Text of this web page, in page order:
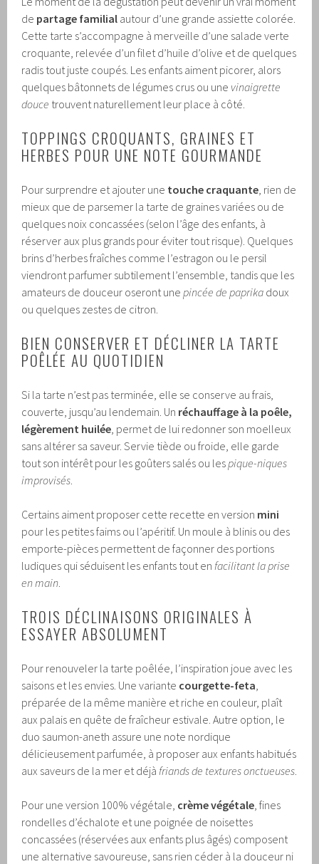
de partage familial autour d’une grande assiette colorée.
Cette tarte s’accompagne à merveille d’une salade verte
croquante, relevée d’un filet d’huile d’olive et de quelques
radis tout juste coupés. Les enfants aiment picorer, alors
quelques bâtonnets de légumes crus ou une vinaigrette
douce trouvent naturellement leur place à côté.
TOPPINGS CROQUANTS, GRAINES ET
HERBES POUR UNE NOTE GOURMANDE
Pour surprendre et ajouter une touche craquante , rien de
mieux que de parsemer la tarte de graines variées ou de
quelques noix concassées (selon l’âge des enfants, à
réserver aux plus grands pour éviter tout risque). Quelques
brins d’herbes fraîches comme l’estragon ou le persil
viendront parfumer subtilement l’ensemble, tandis que les
amateurs de douceur oseront une pincée de paprika doux
ou quelques zestes de citron.
BIEN CONSERVER ET DÉCLINER LA TARTE
POÊLÉE AU QUOTIDIEN
Si la tarte n’est pas terminée, elle se conserve au frais,
couverte, jusqu’au lendemain. Un réchauffage à la poêle,
légèrement huilée , permet de lui redonner son moelleux
sans altérer sa saveur. Servie tiède ou froide, elle garde
tout son intérêt pour les goûters salés ou les pique-niques
improvisés
Certains aiment proposer cette recette en version mini
pour les petites faims ou l’apéritif. Un moule à blinis ou des
emporte-pièces permettent de façonner des portions
ludiques qui séduisent les enfants tout en facilitant la prise
en main
TROIS DÉCLINAISONS ORIGINALES À
ESSAYER ABSOLUMENT
Pour renouveler la tarte poêlée, l’inspiration joue avec les
saisons et les envies. Une variante courgette-feta
préparée de la même manière et riche en couleur, plaît
aux palais en quête de fraîcheur estivale. Autre option, le
duo saumon-aneth assure une note nordique
délicieusement parfumée, à proposer aux enfants habitués
aux saveurs de la mer et déjà friands de textures onctueuses
Pour une version 100% végétale, crème végétale , fines
rondelles d’échalote et une poignée de noisettes
concassées (réservées aux enfants plus âgés) composent
une alternative savoureuse, sans rien céder à la douceur ni